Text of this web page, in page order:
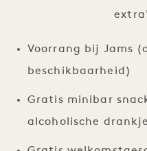
Voorrang bij Jams
beschikbaarheid)
Gratis minibar
alcoholische